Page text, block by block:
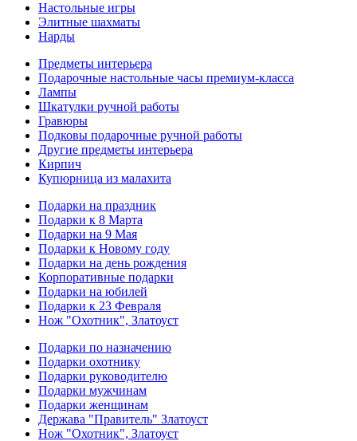
Настольные игры
Элитные шахматы
Нарды
Предметы интерьера
Подарочные настольные часы премиум-класса
Лампы
Шкатулки ручной работы
Гравюры
Подковы подарочные ручной работы
Другие предметы интерьера
Кирпич
Купюрница из малахита
Подарки на праздник
Подарки к 8 Марта
Подарки на 9 Мая
Подарки к Новому году
Подарки на день рождения
Корпоративные подарки
Подарки на юбилей
Подарки к 23 Февраля
Нож "Охотник", Златоуст
Подарки по назначению
Подарки охотнику
Подарки руководителю
Подарки мужчинам
Подарки женщинам
Держава "Правитель" Златоуст
Нож "Охотник", Златоуст